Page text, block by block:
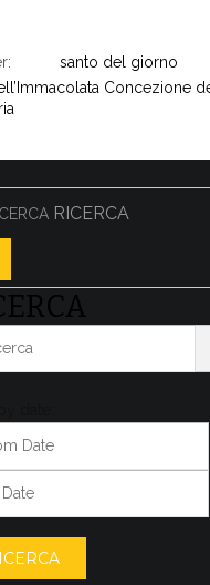
santo del giorno
Concezione
RICERCA